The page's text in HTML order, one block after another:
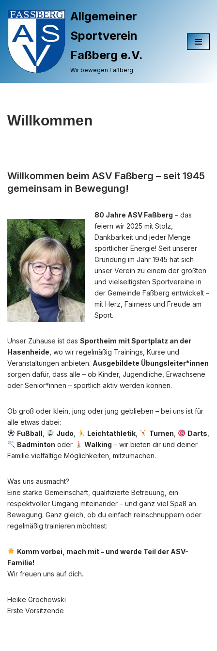
Zum
Inhalt
springen
Allgemeiner
Sportverein
Faßberg e.V.
Wir bewegen Faßberg
Willkommen
Willkommen beim ASV Faßberg – seit 1945
gemeinsam in Bewegung!
80 Jahre ASV Faßberg – das
feiern wir 2025 mit Stolz,
Dankbarkeit und jeder Menge
sportlicher Energie! Seit unserer
Gründung im Jahr 1945 hat sich
unser Verein zu einem der größten
und vielseitigsten Sportvereine in
der Gemeinde Faßberg entwickelt –
mit Herz, Fairness und Freude am
Sport.
Unser Zuhause ist das Sportheim mit Sportplatz an der
Hasenheide , wo wir regelmäßig Trainings, Kurse und
Veranstaltungen anbieten. Ausgebildete Übungsleiter*innen
sorgen dafür, dass alle – ob Kinder, Jugendliche, Erwachsene
oder Senior*innen – sportlich aktiv werden können.
Ob groß oder klein, jung oder jung geblieben – bei uns ist für
alle etwas dabei:
Fußball
Judo Leichtathletik, Turnen Darts
Badminton oder Walking – wir bieten dir und deiner
Familie vielfältige Möglichkeiten, mitzumachen.
Was uns ausmacht?
Eine starke Gemeinschaft, qualifizierte Betreuung, ein
respektvoller Umgang miteinander – und ganz viel Spaß an
Bewegung. Ganz gleich, ob du einfach reinschnuppern oder
regelmäßig trainieren möchtest:
Komm vorbei, mach mit – und werde Teil der ASV-
Familie!
Wir freuen uns auf dich.
Heike Grochowski
Erste Vorsitzende